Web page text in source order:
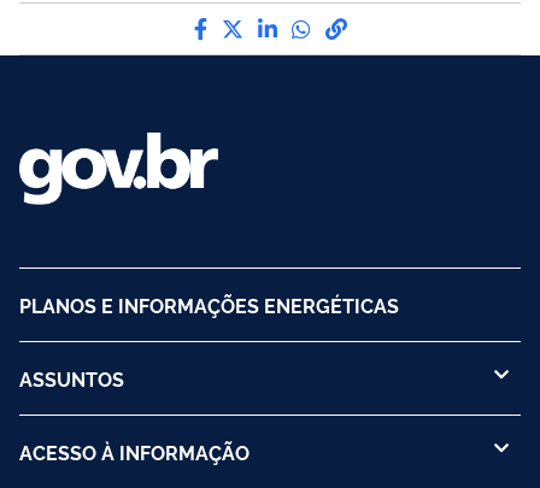
Compartilhe por Facebook
Compartilhe por Twitter
Compartilhe por
Compartilhe por
link para Copiar
PLANOS E INFORMAÇÕES ENERGÉTICAS
ASSUNTOS
ACESSO À INFORMAÇÃO